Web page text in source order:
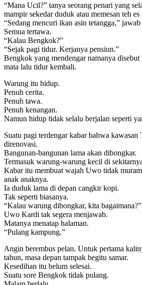
“Mana Ucil?” tanya seorang penari yang
mampir sekedar duduk atau memesan teh es
“Sedang mencuri ikan asin tetangga,”
Semua tertawa.
“Kalau Bengkok?”
“Sejak pagi tidur. Kerjanya pensiun.”
Bengkok yang mendengar namanya disebut
mata lalu tidur kembali.
Warung itu hidup.
Penuh cerita.
Penuh tawa.
Penuh kenangan.
Namun hidup tidak selalu berjalan seperti
Suatu pagi terdengar kabar bahwa kawasan
direnovasi.
Bangunan-bangunan lama akan dibongkar.
Termasuk warung-warung kecil di
Kabar itu membuat wajah Uwo tidak
anak anaknya.
Ia duduk lama di depan cangkir kopi.
Tak seperti biasanya.
“Kalau warung dibongkar, kita
Uwo Kardi tak segera menjawab.
Matanya menatap halaman.
“Pulang kampung.”
Angin berembus pelan. Untuk pertama
tahun, masa depan tampak begitu samar.
Kesedihan itu belum selesai.
Suatu sore Bengkok tidak pulang.